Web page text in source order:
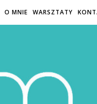
O MNIE WARSZTATY